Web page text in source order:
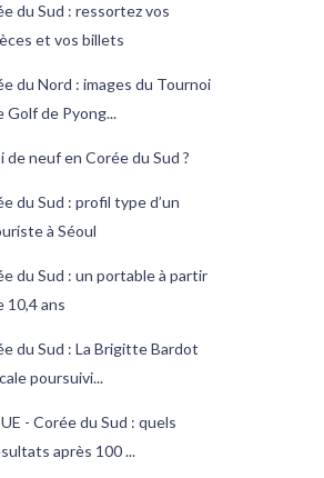
du Sud : ressortez vos
et vos billets
du Nord : images du Tournoi
Golf de Pyong...
de neuf en Corée du Sud ?
du Sud : profil type d’un
à Séoul
du Sud : un portable à partir
10,4 ans
du Sud : La Brigitte Bardot
poursuivi...
- Corée du Sud : quels
après 100 ...